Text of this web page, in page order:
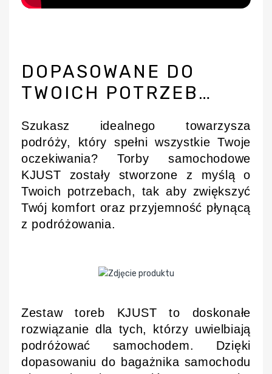
DOPASOWANE DO
TWOICH POTRZEB…
Szukasz idealnego towarzysza
podróży, który spełni wszystkie Twoje
oczekiwania? Torby samochodowe
KJUST zostały stworzone z myślą o
Twoich potrzebach, tak aby zwiększyć
Twój komfort oraz przyjemność płynącą
z podróżowania.
Zestaw toreb KJUST to doskonałe
rozwiązanie dla tych, którzy uwielbiają
podróżować samochodem. Dzięki
dopasowaniu do bagażnika samochodu